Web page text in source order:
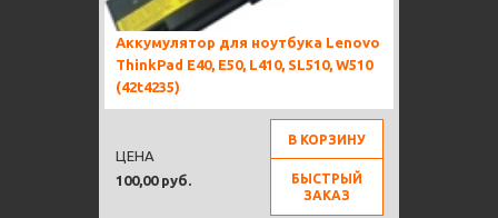
Аккумулятор для ноутбука Lenovo
ThinkPad E40, E50, L410, SL510, W510
(42t4235)
100,00 руб.
ЦЕНА
В КОРЗИНУ
БЫСТРЫЙ
ЗАКАЗ